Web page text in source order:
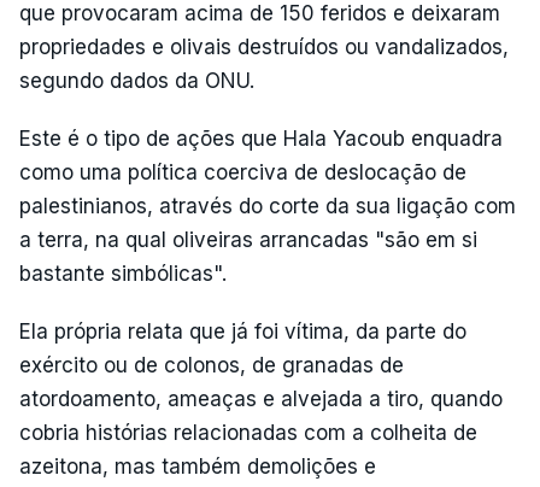
que provocaram acima de 150 feridos e deixaram
propriedades e olivais destruídos ou vandalizados,
segundo dados da ONU.
Este é o tipo de ações que Hala Yacoub enquadra
como uma política coerciva de deslocação de
palestinianos, através do corte da sua ligação com
a terra, na qual oliveiras arrancadas "são em si
bastante simbólicas".
Ela própria relata que já foi vítima, da parte do
exército ou de colonos, de granadas de
atordoamento, ameaças e alvejada a tiro, quando
cobria histórias relacionadas com a colheita de
azeitona, mas também demolições e